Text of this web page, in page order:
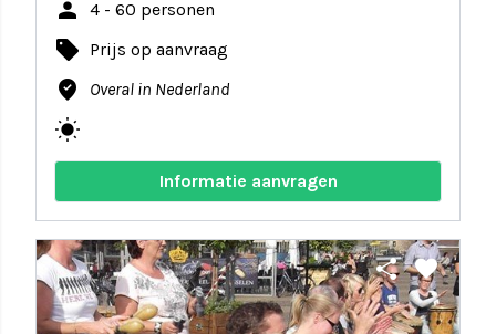
person 4 - 60 personen
local_offer Prijs op aanvraag
where_to_vote Overal in Nederland
wb_sunny
Informatie aanvragen
share favorite